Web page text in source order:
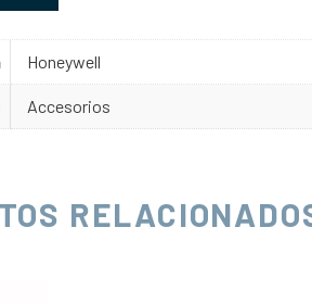
Honeywell
Accesorios